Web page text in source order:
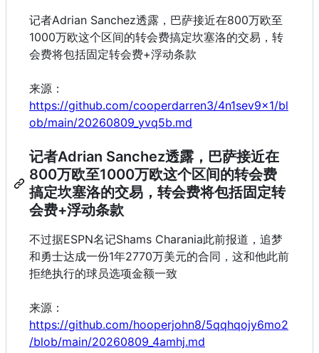
记者Adrian Sanchez透露，巴萨接近在800万欧至
1000万欧这个区间的转会费搞定坎塞洛的交易，转
会费将包括固定转会费+浮动条款
来源：
https://github.com/cooperdarren3/4n1sev9x1/bl
ob/main/20260809_yvq5b.md
记者Adrian Sanchez透露，巴萨接近在
800万欧至1000万欧这个区间的转会费
搞定坎塞洛的交易，转会费将包括固定转
会费+浮动条款
不过据ESPN名记Shams Charania此前报道，追梦
和勇士达成一份1年2770万美元的合同，这和他此前
拒绝执行的球员选项金额一致
来源：
https://github.com/hooperjohn8/5qqhqojy6mo2
/blob/main/20260809_4amhj.md